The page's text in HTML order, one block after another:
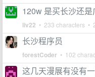
120w 是买长沙还是
liv22 • 233 characters •
长沙程序员
forestCoder • 102
这几天漫展有没有